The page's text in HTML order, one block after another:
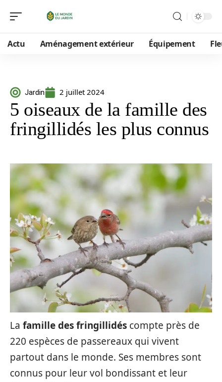
Actu Aménagement extérieur Équipement
Jardin 2 juillet 2024
5 oiseaux de la famille des
fringillidés les plus connus
La famille des fringillidés compte près de
220 espèces de passereaux qui vivent
partout dans le monde. Ses membres sont
connus pour leur vol bondissant et leur